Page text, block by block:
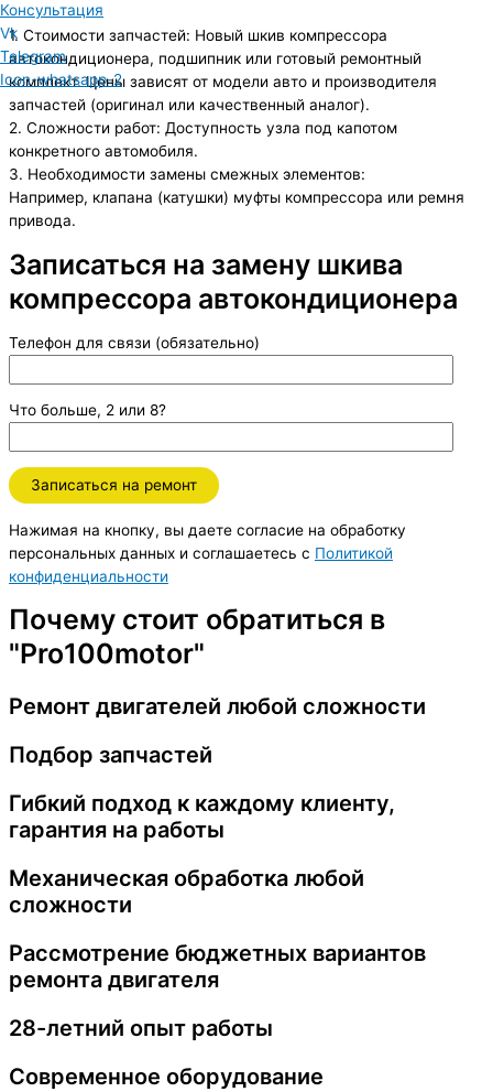
Консультация
Vk
Telegram
Icon-whatsapp-2
1. Стоимости запчастей: Новый шкив компрессора
автокондиционера, подшипник или готовый ремонтный
комплект. Цены зависят от модели авто и производителя
запчастей (оригинал или качественный аналог).
2. Сложности работ: Доступность узла под капотом
конкретного автомобиля.
3. Необходимости замены смежных элементов:
Например, клапана (катушки) муфты компрессора или ремня
привода.
Записаться на замену шкива
компрессора автокондиционера
Телефон для связи (обязательно)
Что больше, 2 или 8?
Нажимая на кнопку, вы даете согласие на обработку
персональных данных и соглашаетесь c Политикой
конфиденциальности
Почему стоит обратиться в
"Pro100motor"
Ремонт двигателей любой сложности
Подбор запчастей
Гибкий подход к каждому клиенту,
гарантия на работы
Механическая обработка любой
сложности
Рассмотрение бюджетных вариантов
ремонта двигателя
28-летний опыт работы
Современное оборудование